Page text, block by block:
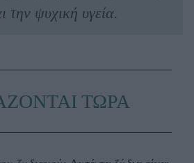
την ψυχική υγεία.
ΤΩΡΑ